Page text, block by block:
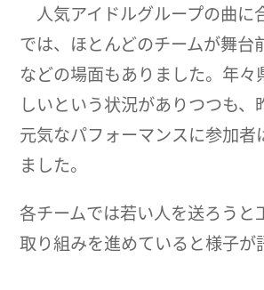
人気アイドルグループの曲に
では、ほとんどのチームが舞台
などの場面もありました。年々
しいという状況がありつつも、
元気なパフォーマンスに参加者
ました。
各チームでは若い人を送ろうと
取り組みを進めていると様子が